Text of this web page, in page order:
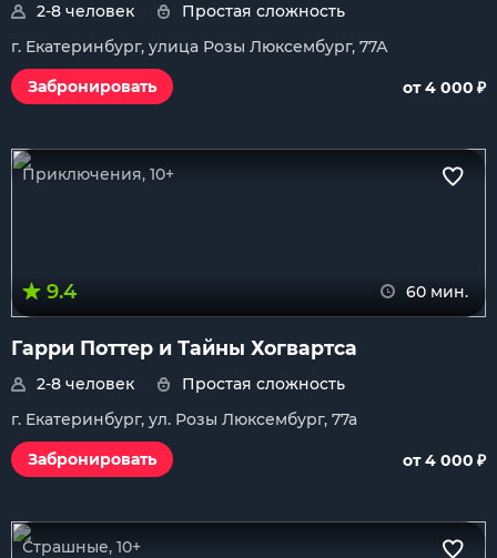
2-8 человек
Простая сложность
г. Екатеринбург, улица Розы Люксембург, 77А
Забронировать
от 4 000 ₽
Приключения, 10+
9.4 60 мин.
Гарри Поттер и Тайны Хогвартса
2-8 человек
Простая сложность
г. Екатеринбург, ул. Розы Люксембург, 77а
Забронировать
от 4 000 ₽
Страшные, 10+